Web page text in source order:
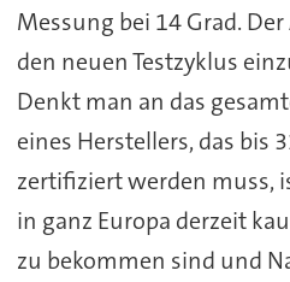
Messung bei 14 Grad.
den neuen Testzyklus
Denkt man an das
eines Herstellers, das bis
zertifiziert werden muss,
in ganz Europa derzeit
zu bekommen sind und